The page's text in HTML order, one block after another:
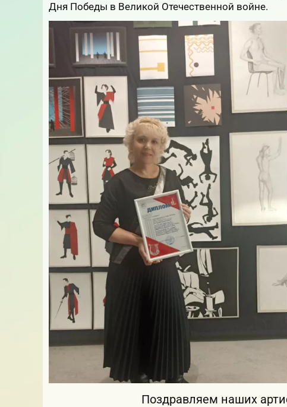
Дня Победы в Великой Отечественной войне.
Поздравляем наших